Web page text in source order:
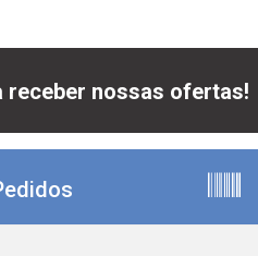
receber nossas ofertas!